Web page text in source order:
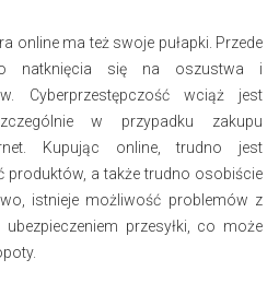
online ma też swoje pułapki. Przede
natknięcia się na oszustwa i
Cyberprzestępczość wciąż jest
w przypadku zakupu
Kupując online, trudno jest
produktów, a także trudno osobiście
istnieje możliwość problemów z
przesyłki, co może